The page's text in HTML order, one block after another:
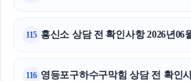
115 흥신소 상담 전 확인사항 2026년06
116 영등포구하수구막힘 상담 전 확인